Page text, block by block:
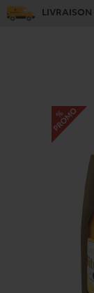
LIVRAISON